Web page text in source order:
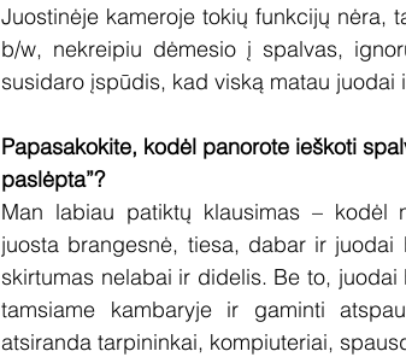
Juostinėje kameroje tokių funkcijų nėra,
b/w, nekreipiu dėmesio į spalvas,
susidaro įspūdis, kad viską matau juodai
Papasakokite, kodėl panorote ieškoti
paslėpta”?
Man labiau patiktų klausimas – kodėl
juosta brangesnė, tiesa, dabar ir
skirtumas nelabai ir didelis. Be to,
tamsiame kambaryje ir gaminti
atsiranda tarpininkai, kompiuteriai,